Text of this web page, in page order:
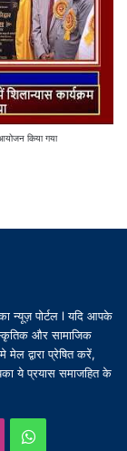
आयोजन किया गया
न्यूज़ पोर्टल l यदि आपके
और सामाजिक
द्वारा प्रेषित करें,
ये प्रयास समाजहित के
WhatsApp